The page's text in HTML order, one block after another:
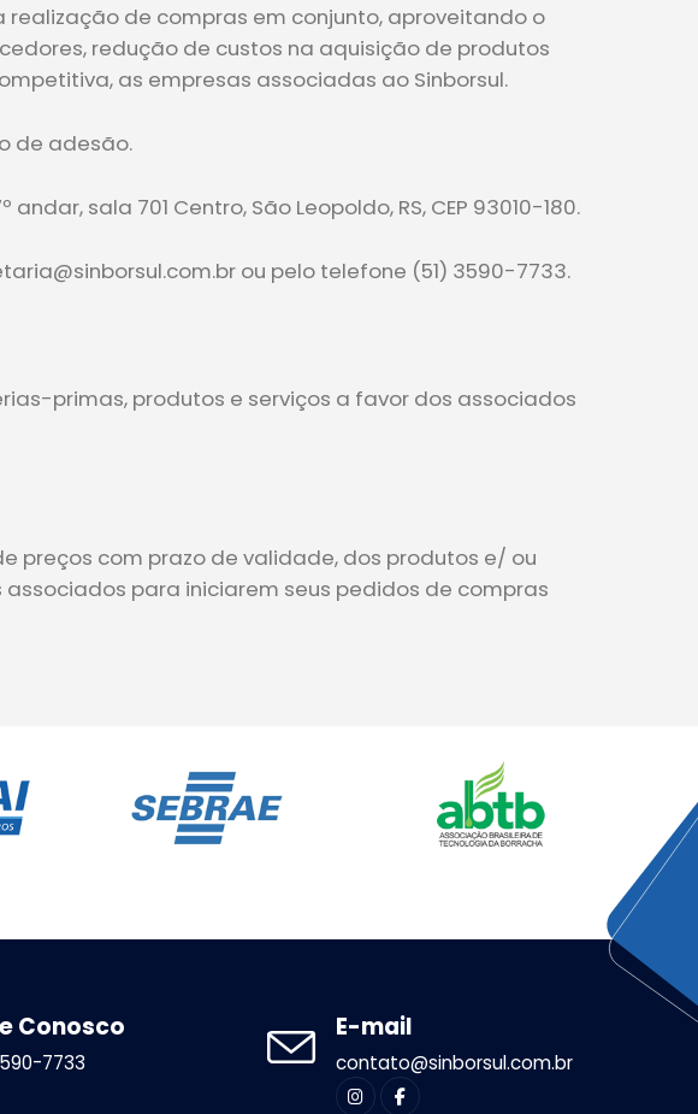
de compras em conjunto, aproveitando o
redução de custos na aquisição de produtos
as empresas associadas ao Sinborsul.
de adesão.
sala 701 Centro, São Leopoldo, RS, CEP 93010-180.
ou pelo telefone (51) 3590-7733.
primas, produtos e serviços a favor dos associados
preços com prazo de validade, dos produtos e/ ou
para iniciarem seus pedidos de compras
Conosco
7733
E-mail
contato@sinborsul.com.br